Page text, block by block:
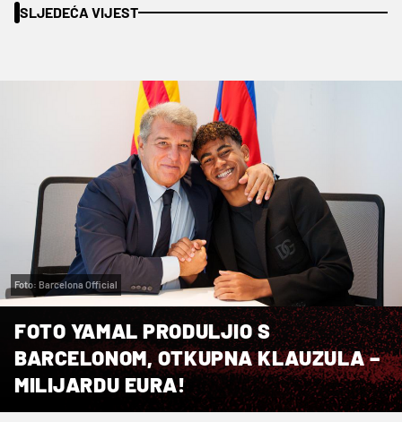
SLJEDEĆA VIJEST
Foto: Barcelona Official
FOTO YAMAL PRODULJIO S
BARCELONOM, OTKUPNA KLAUZULA –
MILIJARDU EURA!